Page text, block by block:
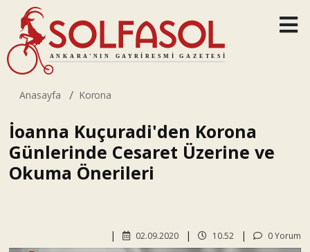
Anasayfa Korona
İoanna Kuçuradi'den Korona
Günlerinde Cesaret Üzerine ve
Okuma Önerileri
0 Yorum
10.52
02.09.2020